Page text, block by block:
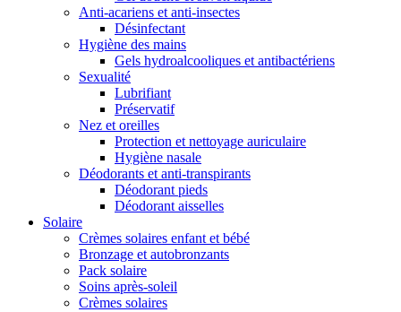
Anti-acariens et anti-insectes
Désinfectant
Hygiène des mains
Gels hydroalcooliques et antibactériens
Sexualité
Lubrifiant
Préservatif
Nez et oreilles
Protection et nettoyage auriculaire
Hygiène nasale
Déodorants et anti-transpirants
Déodorant pieds
Déodorant aisselles
Solaire
Crèmes solaires enfant et bébé
Bronzage et autobronzants
Pack solaire
Soins après-soleil
Crèmes solaires